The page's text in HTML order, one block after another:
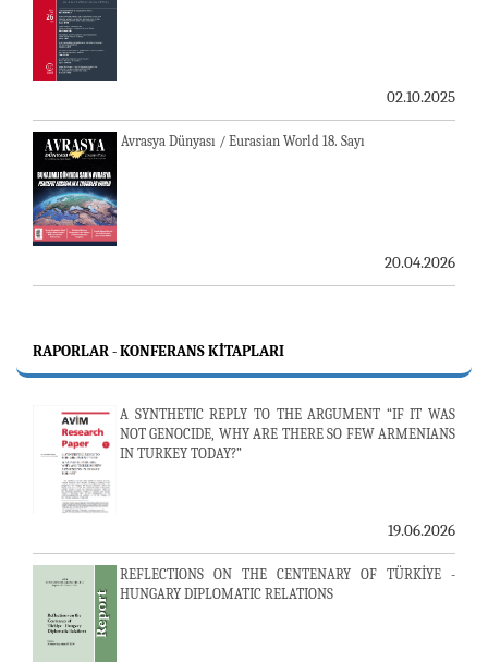
02.10.2025
Avrasya Dünyası / Eurasian World 18. Sayı
20.04.2026
RAPORLAR - KONFERANS KITAPLARI
A SYNTHETIC REPLY TO THE ARGUMENT “IF IT WAS
NOT GENOCIDE, WHY ARE THERE SO FEW ARMENIANS
IN TURKEY TODAY?”
19.06.2026
REFLECTIONS ON THE CENTENARY OF TÜRKİYE -
HUNGARY DIPLOMATIC RELATIONS